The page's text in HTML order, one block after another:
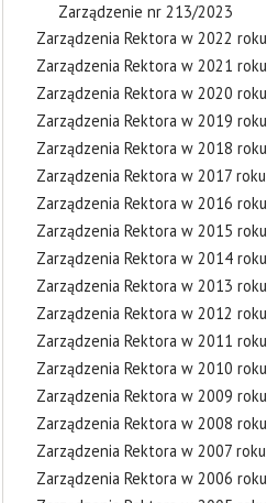
Zarządzenie nr 213/2023
Zarządzenia Rektora w 2022 roku
Zarządzenia Rektora w 2021 roku
Zarządzenia Rektora w 2020 roku
Zarządzenia Rektora w 2019 roku
Zarządzenia Rektora w 2018 roku
Zarządzenia Rektora w 2017 roku
Zarządzenia Rektora w 2016 roku
Zarządzenia Rektora w 2015 roku
Zarządzenia Rektora w 2014 roku
Zarządzenia Rektora w 2013 roku
Zarządzenia Rektora w 2012 roku
Zarządzenia Rektora w 2011 roku
Zarządzenia Rektora w 2010 roku
Zarządzenia Rektora w 2009 roku
Zarządzenia Rektora w 2008 roku
Zarządzenia Rektora w 2007 roku
Zarządzenia Rektora w 2006 roku